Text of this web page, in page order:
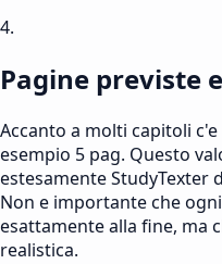
4.
Pagine previste
Accanto a molti capitoli
esempio 5 pag. Questo
estesamente StudyTexter
Non e importante che
esattamente alla fine, ma
realistica.